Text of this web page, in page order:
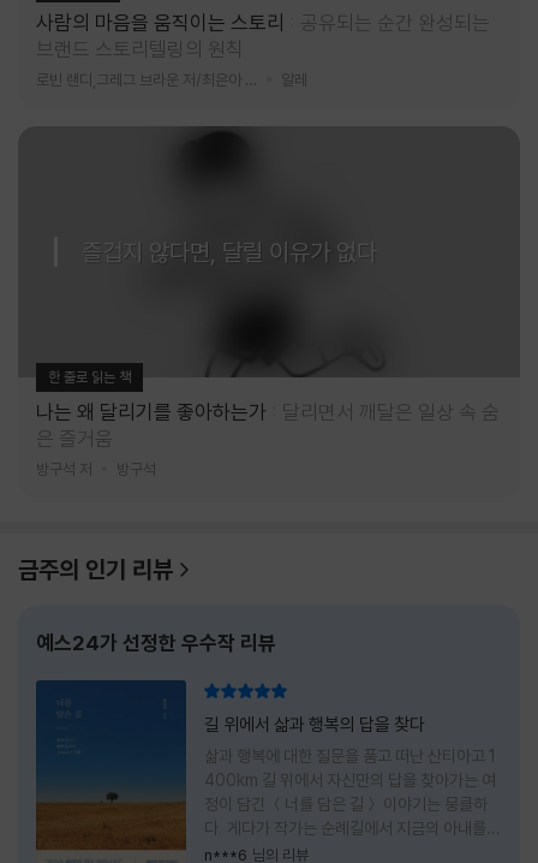
사람의 마음을 움직이는 스토리
공유되는 순간 완성되는
브랜드 스토리텔링의 원칙
알레
즐겁지 않다면, 달릴 이유가 없다
한 줄로 읽는 책
나는 왜 달리기를 좋아하는가
달리면서 깨달은 일상 속 숨
은 즐거움
방구석 저 방구석
금주의 인기 리뷰
예스24가 선정한 우수작 리뷰
길 위에서 삶과 행복의 답을 찾다
삶과 행복에 대한 질문을 품고 떠난 산티아고 1
400km 길 위에서 자신만의 답을 찾아가는 여
정이 담긴 ＜너를 담은 길＞ 이야기는 뭉클하
다. 게다가 작가는 순례길에서 지금의 아내를
만나 여행 로맨스의 정석인 '비포 선라이즈'를
n***6 님의 리뷰